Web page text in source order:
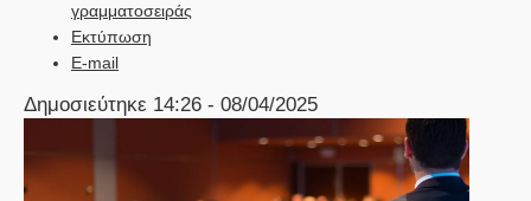
γραμματοσειράς
Εκτύπωση
E-mail
Δημοσιεύτηκε 14:26 - 08/04/2025